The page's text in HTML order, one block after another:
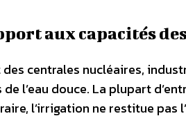
aux capacités
centrales nucléaires,
l’eau douce. La plupart
l’irrigation ne restitue pas